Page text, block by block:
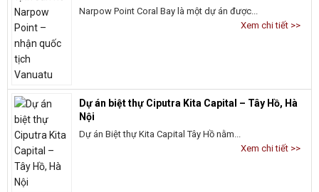
Narpow Point Coral Bay là một dự án được...
Xem chi tiết >>
Dự án biệt thự Ciputra Kita Capital – Tây Hồ, Hà
Nội
Dự án Biệt thự Kita Capital Tây Hồ nằm...
Xem chi tiết >>